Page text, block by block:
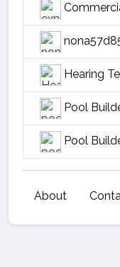
Hearing
Pool
Pool
About